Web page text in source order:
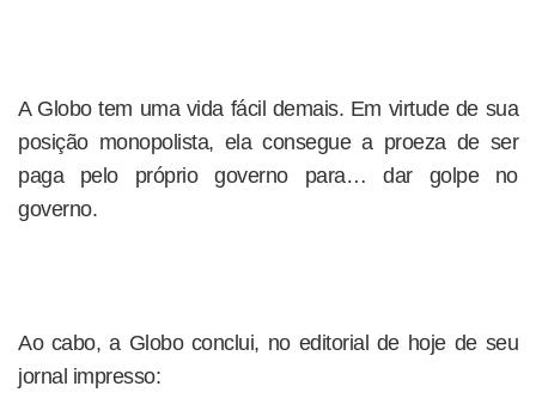
A Globo tem uma vida fácil demais. Em virtude de sua
posição monopolista, ela consegue a proeza de ser
paga pelo próprio governo para… dar golpe no
governo.
Ao cabo, a Globo conclui, no editorial de hoje de seu
jornal impresso: